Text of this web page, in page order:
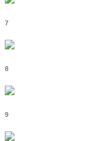
7
8
9